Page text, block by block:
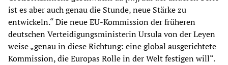
ist es aber auch genau die Stunde, neue Stärke zu
entwickeln.“ Die neue EU-Kommission der früheren
deutschen Verteidigungsministerin Ursula von der Leyen
weise „genau in diese Richtung: eine global ausgerichtete
Kommission, die Europas Rolle in der Welt festigen will“.